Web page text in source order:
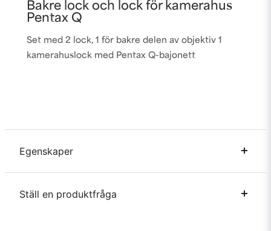
Bakre lock och lock för kamerahus
Pentax Q
Set med 2 lock, 1 för bakre delen av objektiv 1
kamerahuslock med Pentax Q-bajonett
Egenskaper
Ställ en produktfråga